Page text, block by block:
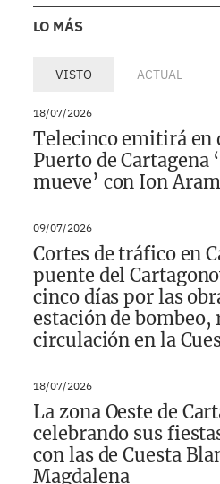
LO MÁS
VISTO ACTUAL
18/07/2026
Telecinco emitirá en
Puerto de Cartagena
mueve’ con Ion
09/07/2026
Cortes de tráfico en
puente del
cinco días por las
estación de bombeo,
circulación en la
18/07/2026
La zona Oeste de
celebrando sus
con las de Cuesta
Magdalena